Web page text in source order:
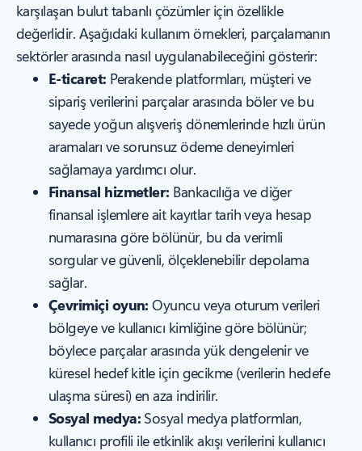
karşılaşan bulut tabanlı çözümler için özellikle
değerlidir. Aşağıdaki kullanım örnekleri, parçalamanın
sektörler arasında nasıl uygulanabileceğini gösterir:
E-ticaret: Perakende platformları, müşteri ve
sipariş verilerini parçalar arasında böler ve bu
sayede yoğun alışveriş dönemlerinde hızlı ürün
aramaları ve sorunsuz ödeme deneyimleri
sağlamaya yardımcı olur.
Finansal hizmetler: Bankacılığa ve diğer
finansal işlemlere ait kayıtlar tarih veya hesap
numarasına göre bölünür, bu da verimli
sorgular ve güvenli, ölçeklenebilir depolama
sağlar.
Çevrimiçi oyun: Oyuncu veya oturum verileri
bölgeye ve kullanıcı kimliğine göre bölünür;
böylece parçalar arasında yük dengelenir ve
küresel hedef kitle için gecikme (verilerin hedefe
ulaşma süresi) en aza indirilir.
Sosyal medya:Sosyal medya platformları,
kullanıcı profili ile etkinlik akışı verilerini kullanıcı